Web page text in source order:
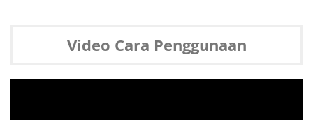
Video Cara Penggunaan